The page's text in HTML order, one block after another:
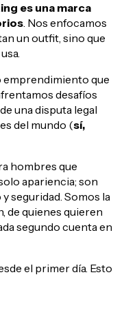
es una marca
. Nos enfocamos
un outfit, sino que
emprendimiento que
desafíos
una disputa legal
del mundo (sí,
hombres que
apariencia; son
seguridad. Somos la
de quienes quieren
segundo cuenta en
el primer día. Esto